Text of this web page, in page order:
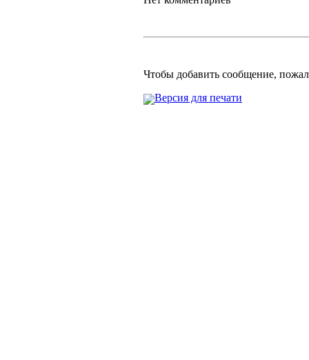
Чтобы добавить сообщение,
Версия для печати